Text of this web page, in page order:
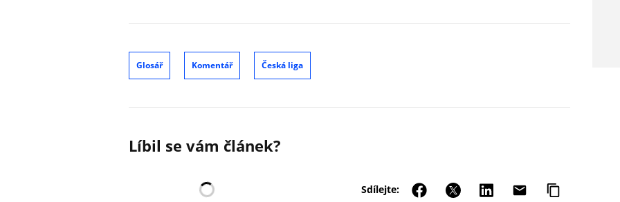
Glosář Komentář Česká liga
Líbil se vám článek?
Sdílejte: